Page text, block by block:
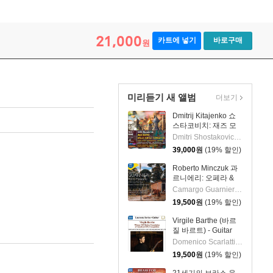
21,000원 카트에 넣기 바로구매
미리듣기 새 앨범
Dmitrij Kitajenko 쇼
스타코비치: 재즈 모
음곡, 발레 모음곡, 협
주곡들
(Shostakovich: Jazz
Suite; Ballet Suites;
Concertos)
Dmitri Shostakovich 작곡 외 6명
39,000원 (19% 할인)
Roberto Minczuk 과
르니에리: 오페라 &
관현악 작품집
(Guarnieri: Pedro
Malazarte)
Camargo Guarnieri 작곡 외 2명
19,500원 (19% 할인)
Virgile Barthe (바르
질 바르트) - Guitar
Recital (기타 리사이
틀)
Domenico Scarlatti 작곡 외 5명
19,500원 (19% 할인)
더보기